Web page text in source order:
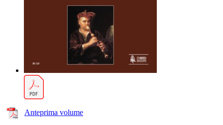
Anteprima volume